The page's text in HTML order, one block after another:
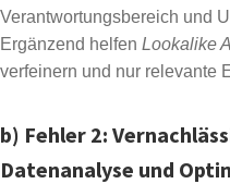
Verantwortungsbereich und
Ergänzend helfen Lookalike
verfeinern und nur relevante
b) Fehler 2:
Datenanalyse und